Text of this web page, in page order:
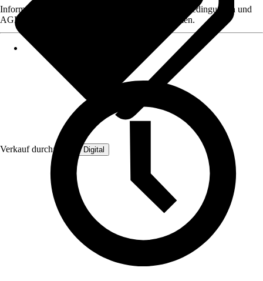
Verkauf durch: SUND Digital
Informationen des Verkäufers, wie z. B. Rückgabebedingungen und
AGB, finden Sie bei Klick auf den Verkäufernamen.